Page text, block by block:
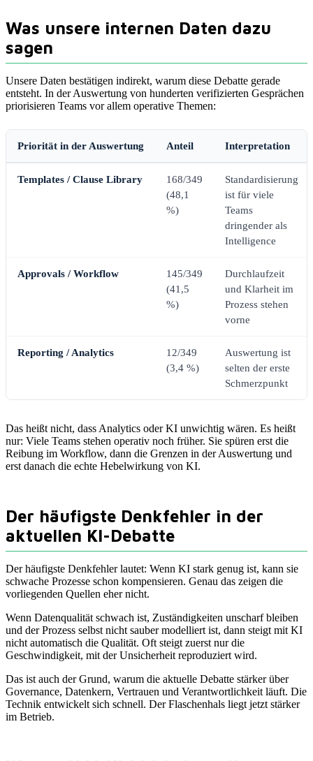
Was unsere internen Daten dazu
sagen
Unsere Daten bestätigen indirekt, warum diese Debatte gerade
entsteht. In der Auswertung von hunderten verifizierten Gesprächen
priorisieren Teams vor allem operative Themen:
Priorität in der Auswertung Anteil Interpretation
Templates / Clause Library
168/349
(48,1
%)
Standardisierung
ist für viele
Teams
dringender als
Intelligence
Approvals / Workflow
145/349
(41,5
%)
Durchlaufzeit
und Klarheit im
Prozess stehen
vorne
Reporting / Analytics
12/349
(3,4 %)
Auswertung ist
selten der erste
Schmerzpunkt
Das heißt nicht, dass Analytics oder KI unwichtig wären. Es heißt
nur: Viele Teams stehen operativ noch früher. Sie spüren erst die
Reibung im Workflow, dann die Grenzen in der Auswertung und
erst danach die echte Hebelwirkung von KI.
Der häufigste Denkfehler in der
aktuellen KI-Debatte
Der häufigste Denkfehler lautet: Wenn KI stark genug ist, kann sie
schwache Prozesse schon kompensieren. Genau das zeigen die
vorliegenden Quellen eher nicht.
Wenn Datenqualität schwach ist, Zuständigkeiten unscharf bleiben
und der Prozess selbst nicht sauber modelliert ist, dann steigt mit KI
nicht automatisch die Qualität. Oft steigt zuerst nur die
Geschwindigkeit, mit der Unsicherheit reproduziert wird.
Das ist auch der Grund, warum die aktuelle Debatte stärker über
Governance, Datenkern, Vertrauen und Verantwortlichkeit läuft. Die
Technik entwickelt sich schnell. Der Flaschenhals liegt jetzt stärker
im Betrieb.